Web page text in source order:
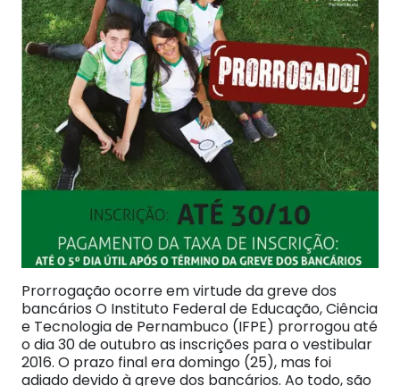
Prorrogação ocorre em virtude da greve dos
bancários O Instituto Federal de Educação, Ciência
e Tecnologia de Pernambuco (IFPE) prorrogou até
o dia 30 de outubro as inscrições para o vestibular
2016. O prazo final era domingo (25), mas foi
adiado devido à greve dos bancários. Ao todo, são